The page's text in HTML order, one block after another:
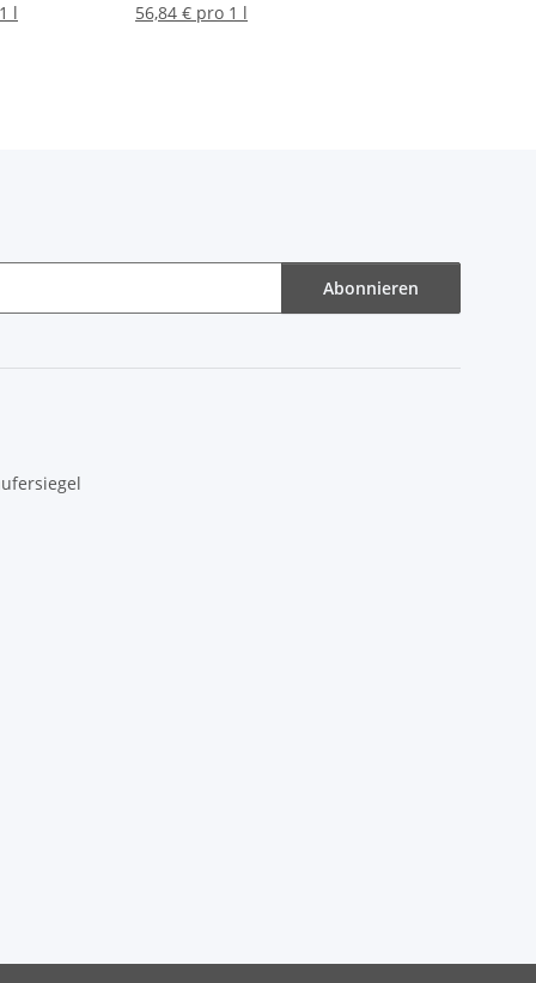
l 56,84 € pro 1 l
Abonnieren